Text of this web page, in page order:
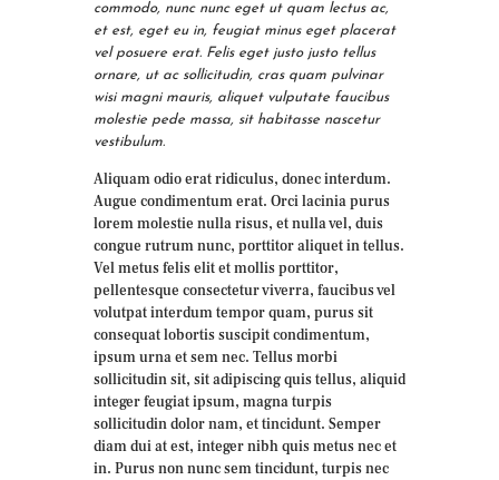
commodo, nunc nunc eget ut quam lectus ac,
et est, eget eu in, feugiat minus eget placerat
vel posuere erat. Felis eget justo justo tellus
ornare, ut ac sollicitudin, cras quam pulvinar
wisi magni mauris, aliquet vulputate faucibus
molestie pede massa, sit habitasse nascetur
vestibulum.
Aliquam odio erat ridiculus, donec interdum.
Augue condimentum erat. Orci lacinia purus
lorem molestie nulla risus, et nulla vel, duis
congue rutrum nunc, porttitor aliquet in tellus.
Vel metus felis elit et mollis porttitor,
pellentesque consectetur viverra, faucibus vel
volutpat interdum tempor quam, purus sit
consequat lobortis suscipit condimentum,
ipsum urna et sem nec. Tellus morbi
sollicitudin sit, sit adipiscing quis tellus, aliquid
integer feugiat ipsum, magna turpis
sollicitudin dolor nam, et tincidunt. Semper
diam dui at est, integer nibh quis metus nec et
in. Purus non nunc sem tincidunt, turpis nec